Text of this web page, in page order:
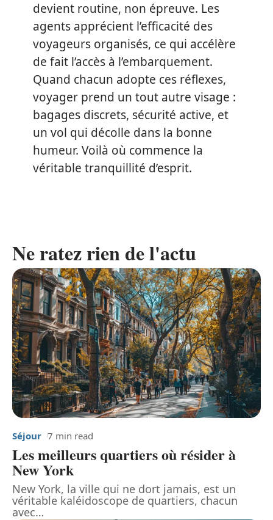
devient routine, non épreuve. Les
agents apprécient l’efficacité des
voyageurs organisés, ce qui accélère
de fait l’accès à l’embarquement.
Quand chacun adopte ces réflexes,
voyager prend un tout autre visage :
bagages discrets, sécurité active, et
un vol qui décolle dans la bonne
humeur. Voilà où commence la
véritable tranquillité d’esprit.
Ne ratez rien de l'actu
Séjour 7 min read
Les meilleurs quartiers où résider à
New York
New York, la ville qui ne dort jamais, est un
véritable kaléidoscope de quartiers, chacun
avec…